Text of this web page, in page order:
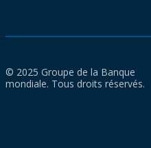
© 2025 Groupe de la Banque
mondiale. Tous droits réservés.